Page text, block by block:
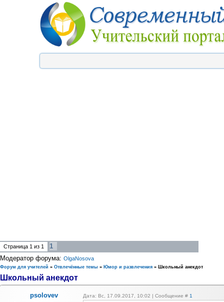
Страница 1 из 1
1
Модератор форума: OlgaNosova
Форум для учителей » Отвлечённые темы » Юмор и развлечения » Школьный анекдот
Школьный анекдот
psolovev Дата: Вс, 17.09.2017, 10:02 | Сообщение # 1